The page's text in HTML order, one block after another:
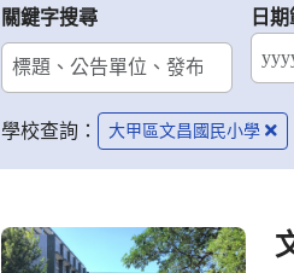
關鍵字搜尋
日
結
學校查詢： 大甲區文昌國民小學